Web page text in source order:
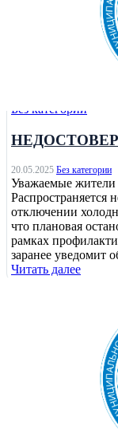
Без категории
20.05.2025 Без категории
Уважаемые жители
Распространяется
отключении
что плановая
рамках
заранее уведомит
Читать далее